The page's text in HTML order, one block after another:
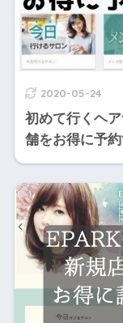
2020-05-24
初めて行くヘ
舗をお得に予